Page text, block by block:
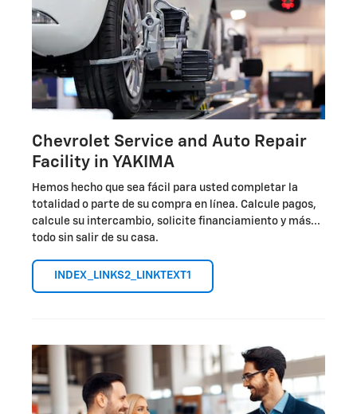
Chevrolet Service and Auto Repair
Facility in YAKIMA
Hemos hecho que sea fácil para usted completar la
totalidad o parte de su compra en línea. Calcule pagos,
calcule su intercambio, solicite financiamiento y más...
todo sin salir de su casa.
INDEX_LINKS2_LINKTEXT1